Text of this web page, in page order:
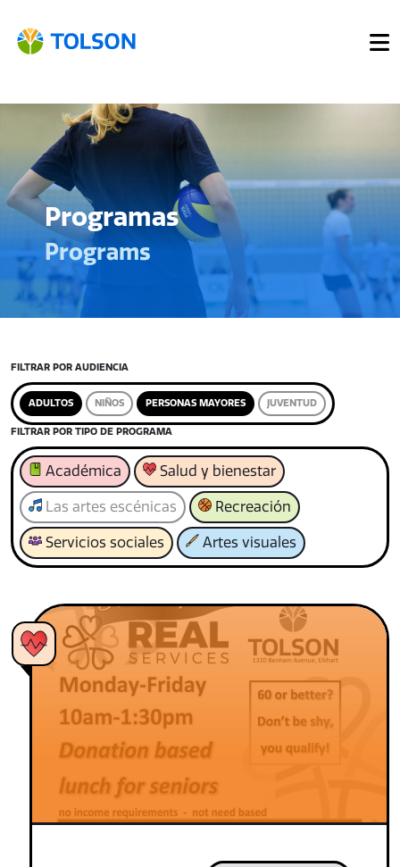
Programas
Programs
FILTRAR POR AUDIENCIA
ADULTOS NIÑOS PERSONAS MAYORES JUVENTUD
FILTRAR POR TIPO DE PROGRAMA
Académica Salud y bienestar
Las artes escénicas Recreación
Servicios sociales Artes visuales